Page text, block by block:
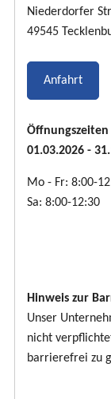
Niederdorfer
49545
Anfahrt
01.03.2026 -
Mo - Fr: 8:00-
Sa: 8:00-12:30
Hinweis zur
Unser
nicht
barrierefrei zu